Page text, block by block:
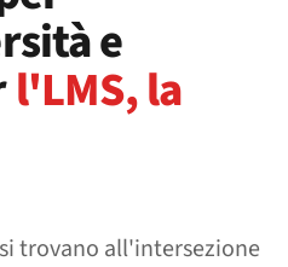
e
l'LMS, la
trovano all'intersezione